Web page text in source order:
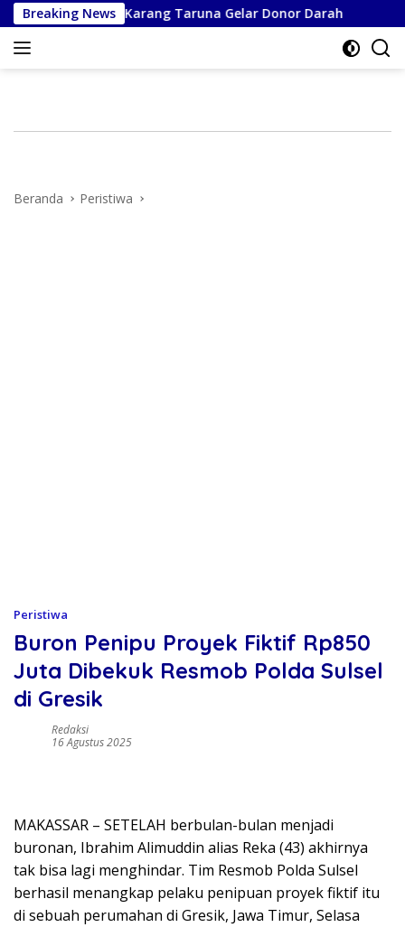
Langsung
ke
konten
Breaking News
dan Karang Taruna Gelar Donor Darah
Beranda Peristiwa
Peristiwa
Buron Penipu Proyek Fiktif Rp850
Juta Dibekuk Resmob Polda Sulsel
di Gresik
Redaksi
16 Agustus 2025
MAKASSAR – SETELAH berbulan-bulan menjadi
buronan, Ibrahim Alimuddin alias Reka (43) akhirnya
tak bisa lagi menghindar. Tim Resmob Polda Sulsel
berhasil menangkap pelaku penipuan proyek fiktif itu
di sebuah perumahan di Gresik, Jawa Timur, Selasa